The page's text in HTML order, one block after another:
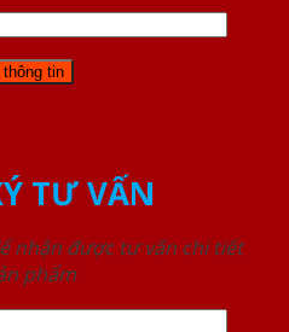
TƯ VẤN
nhận được tư vấn chi tiết
phẩm